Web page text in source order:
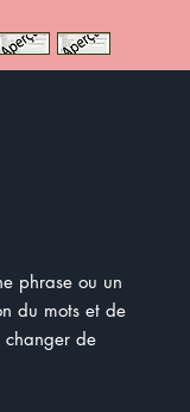
phrase ou un
du mots et de
changer de